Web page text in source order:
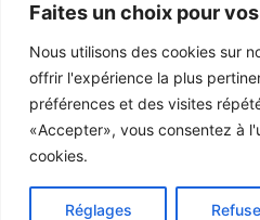
Faites un choix pour
Nous utilisons des cookies sur
offrir l'expérience la plus
préférences et des visites
«Accepter», vous consentez à
cookies.
Réglages
Contactez Nos Rédactions